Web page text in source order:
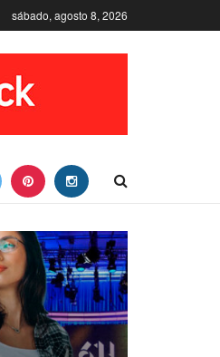
sábado, agosto 8, 2026